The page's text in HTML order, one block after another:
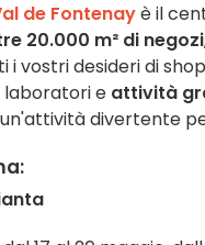
de Fontenayè il
20.000 m² di negozi
i vostri desideri di
e attività
divertente